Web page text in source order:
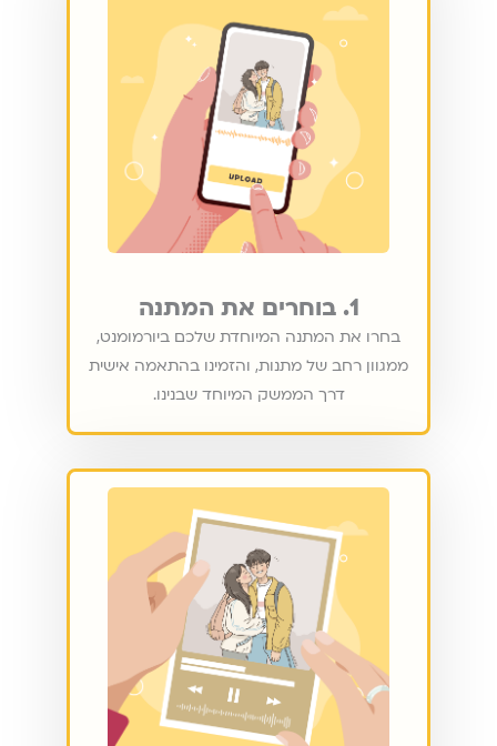
1. בוחרים את המתנה
בחרו את המתנה המיוחדת שלכם ביורמומנט,
ממגוון רחב של מתנות, והזמינו בהתאמה אישית
דרך הממשק המיוחד שבנינו.